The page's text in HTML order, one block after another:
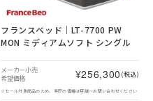
フランスベッド｜LT-7700 PW
MON ミディアムソフト シングル
メーカー小売
希望価格
¥256,300 (税込)
※セール対象商品のため、実際の価格は店舗へお問い合わせください